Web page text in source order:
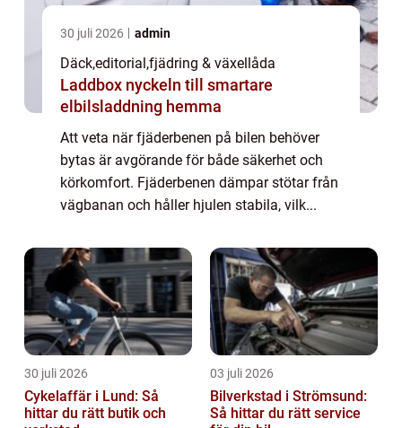
30 juli 2026 admin
Däck,editorial,fjädring & växellåda
Laddbox nyckeln till smartare
elbilsladdning hemma
Att veta när fjäderbenen på bilen behöver
bytas är avgörande för både säkerhet och
körkomfort. Fjäderbenen dämpar stötar från
vägbanan och håller hjulen stabila, vilk...
30 juli 2026
Cykelaffär i Lund: Så
hittar du rätt butik och
03 juli 2026
Bilverkstad i Strömsund:
Så hittar du rätt service